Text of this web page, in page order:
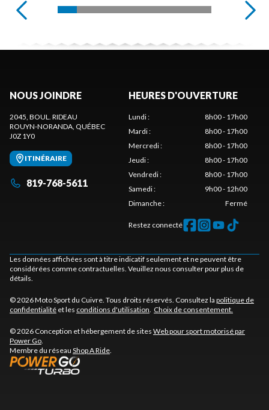
NOUS JOINDRE
2045, BOUL. RIDEAU
ROUYN-NORANDA, QUÉBEC
J0Z 1Y0
ITINÉRAIRE
819-768-5611
HEURES D'OUVERTURE
Lundi:
8h00 - 17h00
Mardi:
8h00 - 17h00
Mercredi:
8h00 - 17h00
Jeudi:
8h00 - 17h00
Vendredi:
8h00 - 17h00
Samedi:
9h00 - 12h00
Dimanche: Fermé
Restez connecté
Les données affichées sont à titre indicatif seulement et ne peuvent être
considérées comme contractuelles. Veuillez nous consulter pour plus de
détails.
© 2026 Moto Sport du Cuivre. Tous droits réservés. Consultez la politique de
confidentialité et les conditions d'utilisation. Choix de consentement.
© 2026 Conception et hébergement de sites Web pour sport motorisé par
Power Go.
Membre du réseau Shop A Ride.